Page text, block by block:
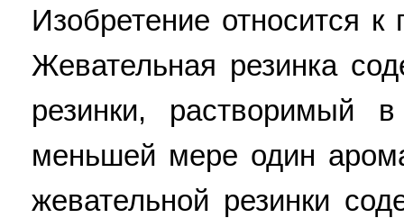
Изобретение относится
Жевательная резинка
резинки, растворимый
меньшей мере один
жевательной резинки